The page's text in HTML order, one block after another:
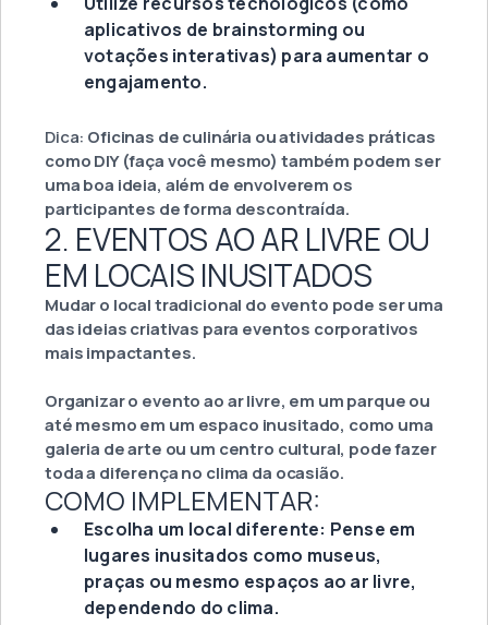
aplicativos de brainstorming ou
votações interativas) para aumentar o
engajamento.
Dica: Oficinas de culinária ou atividades práticas
como DIY (faça você mesmo) também podem ser
uma boa ideia, além de envolverem os
participantes de forma descontraída.
2. EVENTOS AO AR LIVRE OU
EM LOCAIS INUSITADOS
Mudar o local tradicional do evento pode ser uma
das ideias criativas para eventos corporativos
mais impactantes.
Organizar o evento ao ar livre, em um parque ou
até mesmo em um espaco inusitado, como uma
galeria de arte ou um centro cultural, pode fazer
toda a diferença no clima da ocasião.
COMO IMPLEMENTAR:
Escolha um local diferente: Pense em
lugares inusitados como museus,
praças ou mesmo espaços ao ar livre,
dependendo do clima.